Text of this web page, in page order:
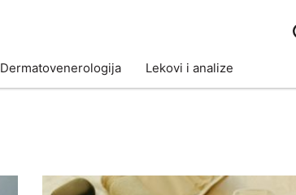
Dermatovenerologija Lekovi i analize